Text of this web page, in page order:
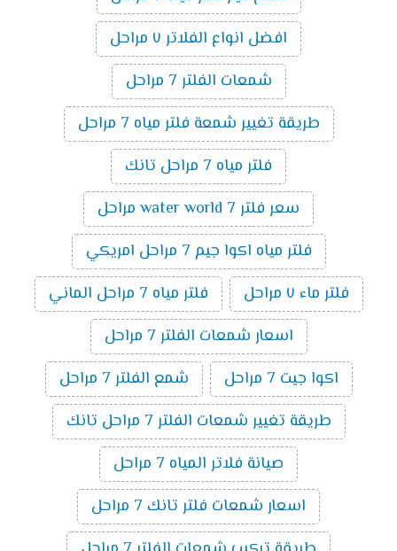
افضل انواع الفلاتر ٧ مراحل
شمعات الفلتر 7 مراحل
طريقة تغيير شمعة فلتر مياه 7 مراحل
فلتر مياه 7 مراحل تانك
سعر فلتر water world 7 مراحل
فلتر مياه اكوا جيم 7 مراحل امريكي
فلتر ماء ٧ مراحل
فلتر مياه 7 مراحل الماني
اسعار شمعات الفلتر 7 مراحل
اكوا جيت 7 مراحل
شمع الفلتر 7 مراحل
طريقة تغيير شمعات الفلتر 7 مراحل تانك
صيانة فلاتر المياه 7 مراحل
اسعار شمعات فلتر تانك 7 مراحل